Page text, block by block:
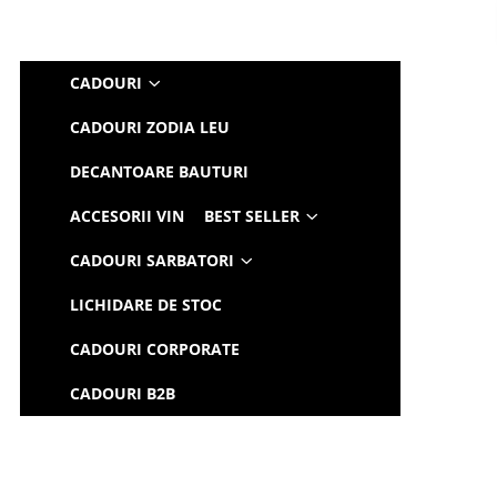
CADOURI
CADOURI ZODIA LEU
DECANTOARE BAUTURI
ACCESORII VIN BEST SELLER
CADOURI SARBATORI
LICHIDARE DE STOC
CADOURI CORPORATE
CADOURI B2B